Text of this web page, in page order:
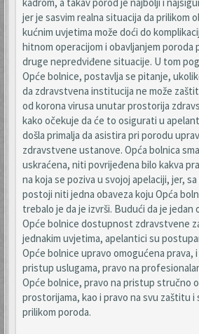
jer je sasvim realna situacija da prilikom
kućnim uvjetima može doći do
hitnom operacijom i obavljanjem poroda
druge nepredviđene situacije. U tom
Opće bolnice, postavlja se pitanje,
da zdravstvena institucija ne može
od korona virusa unutar prostorija
kako očekuje da će to osigurati u
došla primalja da asistira pri porodu
zdravstvene ustanove. Opća bolnica
uskraćena, niti povrijeđena bilo kakva
na koja se poziva u svojoj apelaciji, jer,
postoji niti jedna obaveza koju Opća
trebalo je da je izvrši. Budući da je jedan
Opće bolnice dostupnost zdravstvene
jednakim uvjetima, apelantici su
Opće bolnice upravo omogućena prava,
pristup uslugama, pravo na
Opće bolnice, pravo na pristup stručno
prostorijama, kao i pravo na svu zaštitu
prilikom poroda.